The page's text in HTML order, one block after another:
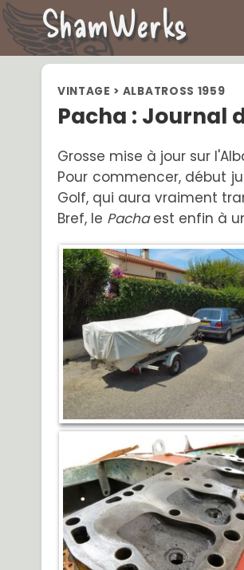
VINTAGE > ALBATROSS 1959
Pacha : Journal
Grosse mise à jour sur
Pour commencer, début
Golf, qui aura vraiment
Bref, le Pachaest enfin à
ShamWerks